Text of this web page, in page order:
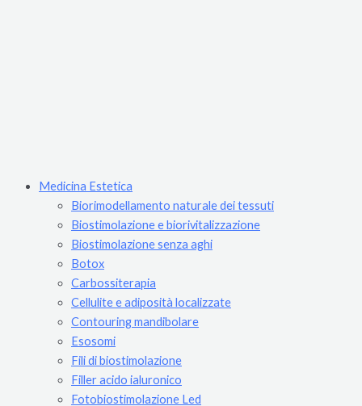
Medicina Estetica
Biorimodellamento naturale dei tessuti
Biostimolazione e biorivitalizzazione
Biostimolazione senza aghi
Botox
Carbossiterapia
Cellulite e adiposità localizzate
Contouring mandibolare
Esosomi
Fili di biostimolazione
Filler acido ialuronico
Fotobiostimolazione Led